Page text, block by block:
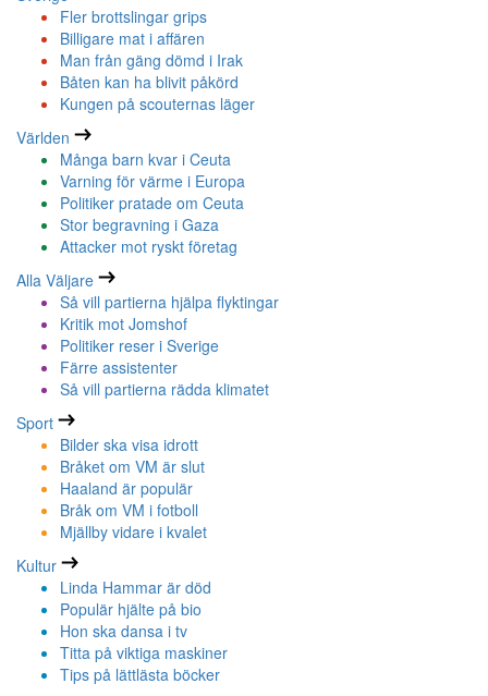
Fler brottslingar grips
Billigare mat i affären
Man från gäng dömd i Irak
Båten kan ha blivit påkörd
Kungen på scouternas läger
Världen
Många barn kvar i Ceuta
Varning för värme i Europa
Politiker pratade om Ceuta
Stor begravning i Gaza
Attacker mot ryskt företag
Alla Väljare
Så vill partierna hjälpa flyktingar
Kritik mot Jomshof
Politiker reser i Sverige
Färre assistenter
Så vill partierna rädda klimatet
Sport
Bilder ska visa idrott
Bråket om VM är slut
Haaland är populär
Bråk om VM i fotboll
Mjällby vidare i kvalet
Kultur
Linda Hammar är död
Populär hjälte på bio
Hon ska dansa i tv
Titta på viktiga maskiner
Tips på lättlästa böcker